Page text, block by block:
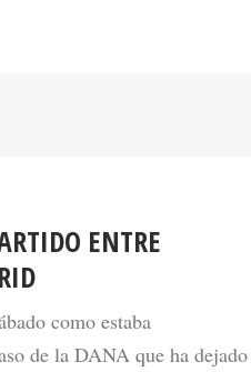
ENTRE
como estaba
de la DANA que ha dejado